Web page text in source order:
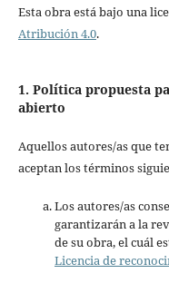
Esta obra está bajo una
Atribución 4.0.
1. Política propuesta
abierto
Aquellos autores/as que
aceptan los términos
Los autores/as
garantizarán a la
de su obra, el cuál
Licencia de